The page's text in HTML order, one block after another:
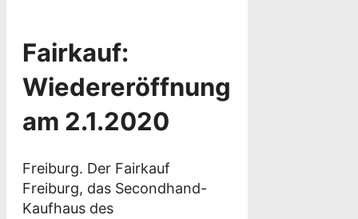
Fairkauf:
Wiedereröffnung
am 2.1.2020
Freiburg. Der Fairkauf
Freiburg, das Secondhand-
Kaufhaus des